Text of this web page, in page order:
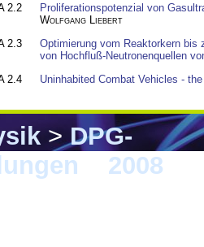
2.2
Proliferationspotenzial von
Wolfgang Liebert
2.3
Optimierung vom Reaktorkern bis
von Hochfluß-Neutronenquellen
2.4 Uninhabited Combat Vehicles -
>DPG-
2008